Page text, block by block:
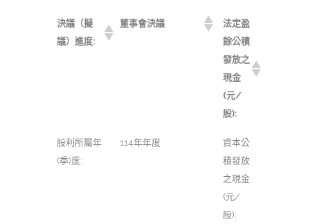
決議（擬
議）進度:
董事會決議
法定盈
餘公積
發放之
現金
(元/
股):
股利所屬年
(季)度:
114年年度
資本公
積發放
之現金
(元/
股):